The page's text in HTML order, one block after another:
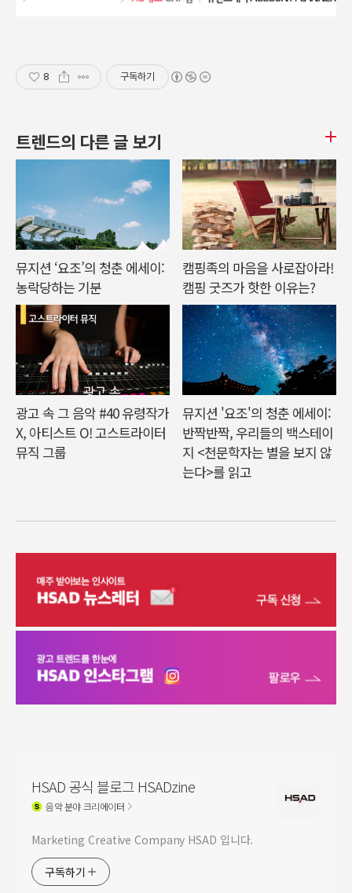
8 구독하기
트렌드의 다른 글 보기
뮤지션 ‘요조’의 청춘 에세이:
농락당하는 기분
캠핑족의 마음을 사로잡아라!
캠핑 굿즈가 핫한 이유는?
광고 속 그 음악 #40 유령작가
X, 아티스트 O! 고스트라이터
뮤직 그룹
뮤지션 '요조'의 청춘 에세이:
반짝반짝, 우리들의 백스테이
지 <천문학자는 별을 보지 않
는다>를 읽고
HSAD 공식 블로그 HSADzine
음악분야 크리에이터
Marketing Creative Company HSAD 입니다.
구독하기